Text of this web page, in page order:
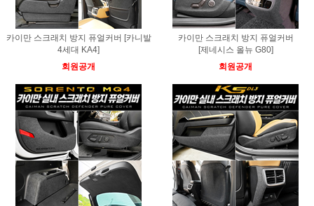
카이만 스크래치 방지 퓨얼커버 [카니발
4세대 KA4]
회원공개
카이만 스크래치 방지 퓨얼커버
[제네시스 올뉴 G80]
회원공개